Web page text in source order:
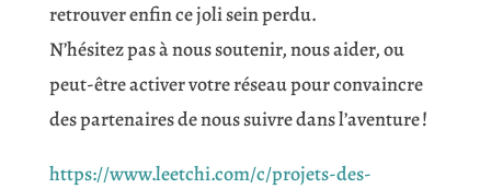
retrouver enfin ce joli sein perdu.
N’hésitez pas à nous soutenir, nous aider, ou
peut-être activer votre réseau pour convaincre
des partenaires de nous suivre dans l’aventure !
https://www.leetchi.com/c/projets-des-